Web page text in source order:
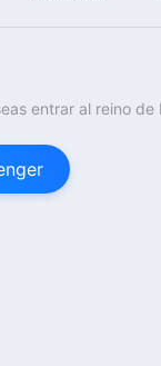
entrar al reino de